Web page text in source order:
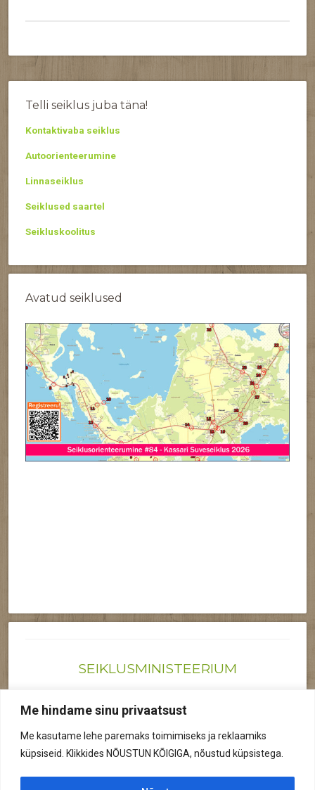
Me hindame sinu privaatsust
Me kasutame lehe paremaks toimimiseks ja reklaamiks
küpsiseid. Klikkides NÕUSTUN KÕIGIGA, nõustud küpsistega.
Telli seiklus juba täna!
Kontaktivaba seiklus
Autoorienteerumine
Linnaseiklus
Seiklused saartel
Seikluskoolitus
Avatud seiklused
SEIKLUSMINISTEERIUM
Reg nr: 12041719